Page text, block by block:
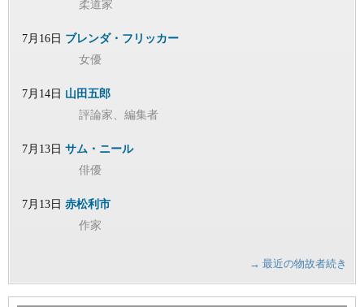
柔道家
7月16日 ブレンダ・フリッカー
女優
7月14日 山田五郎
評論家、編集者
7月13日 サム・ニール
俳優
7月13日 赤松利市
作家
→ 最近の物故者続き